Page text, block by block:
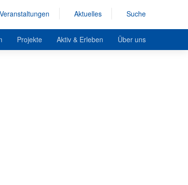
Veranstaltungen Aktuelles Suche
Projekte Aktiv & Erleben Über uns